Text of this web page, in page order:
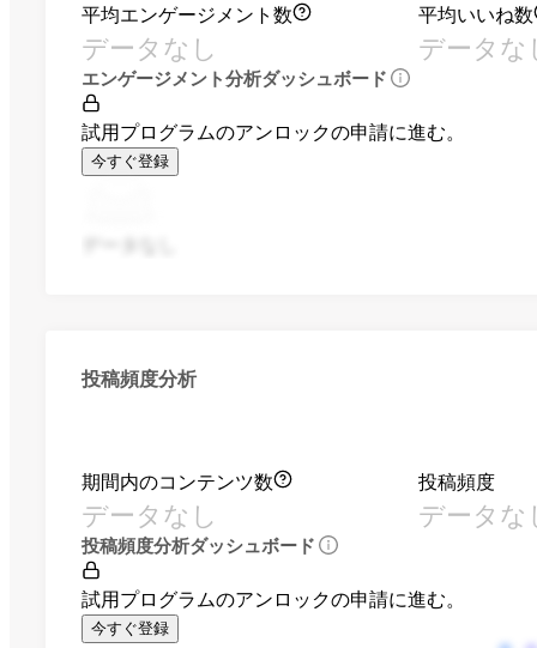
平均エンゲージメント数
データなし
平均いいね数
データな
エンゲージメント分析ダッシュボード
試用プログラムのアンロックの申請に進む。
今すぐ登録
投稿頻度分析
期間内のコンテンツ数
データなし
投稿頻度
データな
投稿頻度分析ダッシュボード
試用プログラムのアンロックの申請に進む。
今すぐ登録